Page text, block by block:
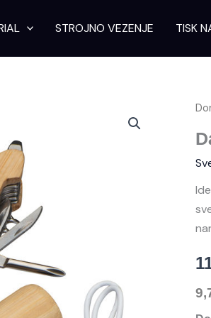
STROJNO VEZENJE TISK
in